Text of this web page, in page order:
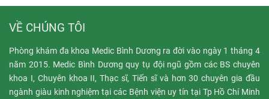
VỀ CHÚNG TÔI
Phòng khám đa khoa Medic Bình Dương ra đời vào ngày 1 tháng 4
năm 2015. Medic Bình Dương quy tụ đội ngũ gồm các BS chuyên
khoa I, Chuyên khoa II, Thạc sĩ, Tiến sĩ và hơn 30 chuyên gia đầu
ngành giàu kinh nghiệm tại các Bệnh viện uy tín tại Tp Hồ Chí Minh